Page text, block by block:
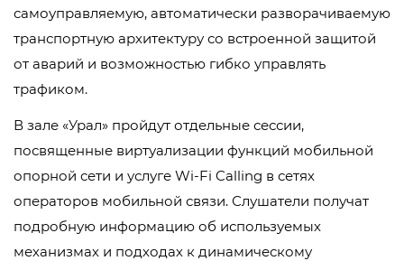
самоуправляемую, автоматически разворачиваемую
транспортную архитектуру со встроенной защитой
от аварий и возможностью гибко управлять
трафиком.
В зале «Урал» пройдут отдельные сессии,
посвященные виртуализации функций мобильной
опорной сети и услуге Wi-Fi Calling в сетях
операторов мобильной связи. Слушатели получат
подробную информацию об используемых
механизмах и подходах к динамическому